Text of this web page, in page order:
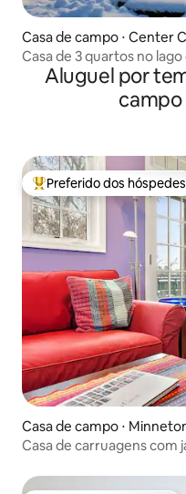
Casa de campo ⋅ Center
Casa de 3 quartos no
hidromassagem
Aluguel por
Entre os melhores
Preferido dos hóspedes
Casa de campo ⋅
Casa de carruagens com